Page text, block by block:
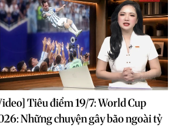
Tiêu điểm 19/7: World Cup
Những chuyện gây bão ngoài tỷ